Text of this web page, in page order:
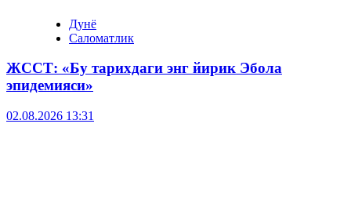
Дунё
Саломатлик
ЖССТ: «Бу тарихдаги энг йирик Эбола
эпидемияси»
02.08.2026 13:31